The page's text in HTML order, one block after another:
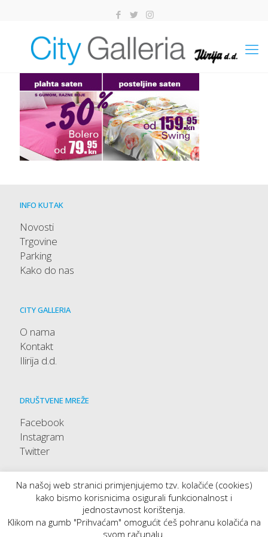
INFO KUTAK
Novosti
Trgovine
Parking
Kako do nas
CITY GALLERIA
O nama
Kontakt
Ilirija d.d.
DRUŠTVENE MREŽE
Facebook
Instagram
Twitter
Na našoj web stranici primjenjujemo tzv. kolačiće (cookies)
kako bismo korisnicima osigurali funkcionalnost i
jednostavnost korištenja.
Klikom na gumb "Prihvaćam" omogućit ćeš pohranu kolačića na
svom računalu.